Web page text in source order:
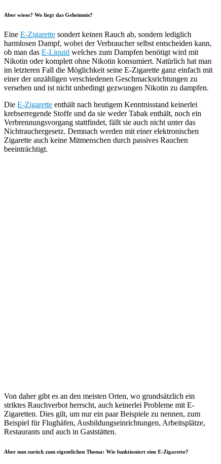
Aber wieso? Wo liegt das Geheimnis?
Eine E-Zigarette sondert keinen Rauch ab, sondern lediglich
harmlosen Dampf, wobei der Verbraucher selbst entscheiden kann,
ob man das E-Liquid welches zum Dampfen benötigt wird mit
Nikotin oder komplett ohne Nikotin konsumiert. Natürlich hat man
im letzteren Fall die Möglichkeit seine E-Zigarette ganz einfach mit
einer der unzähligen verschiedenen Geschmacksrichtungen zu
versehen und ist nicht unbedingt gezwungen Nikotin zu dampfen.
Die E-Zigarette enthält nach heutigem Kenntnisstand keinerlei
krebserregende Stoffe und da sie weder Tabak enthält, noch ein
Verbrennungsvorgang stattfindet, fällt sie auch nicht unter das
Nichtrauchergesetz. Demnach werden mit einer elektronischen
Zigarette auch keine Mitmenschen durch passives Rauchen
beeinträchtigt.
Von daher gibt es an den meisten Orten, wo grundsätzlich ein
striktes Rauchverbot herrscht, auch keinerlei Probleme mit E-
Zigaretten. Dies gilt, um nur ein paar Beispiele zu nennen, zum
Beispiel für Flughäfen, Ausbildungseinrichtungen, Arbeitsplätze,
Restaurants und auch in Gaststätten.
Aber nun zurück zum eigentlichen Thema: Wie funktioniert eine E-Zigarette?